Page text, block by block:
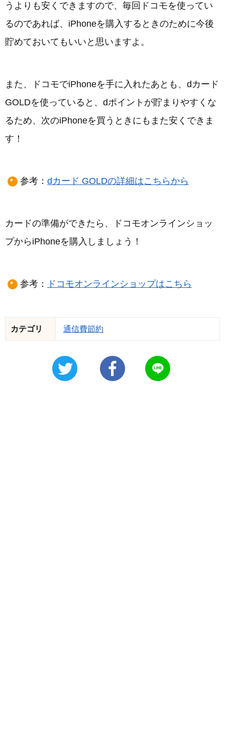
うよりも安くできますので、毎回ドコモを使ってい
るのであれば、iPhoneを購入するときのために今後
貯めておいてもいいと思いますよ。
また、ドコモでiPhoneを手に入れたあとも、dカード
GOLDを使っていると、dポイントが貯まりやすくな
るため、次のiPhoneを買うときにもまた安くできま
す！
参考： dカード GOLDの詳細はこちらから
カードの準備ができたら、ドコモオンラインショッ
プからiPhoneを購入しましょう！
参考： ドコモオンラインショップはこちら
カテゴリ 通信費節約